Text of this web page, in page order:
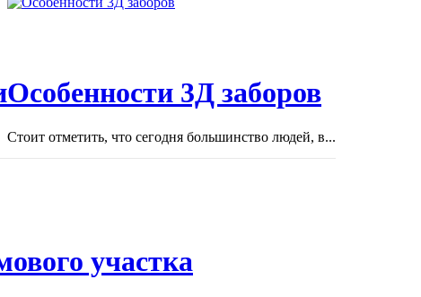
Особенности 3Д заборов
Стоит отметить, что сегодня большинство людей, в...
участка